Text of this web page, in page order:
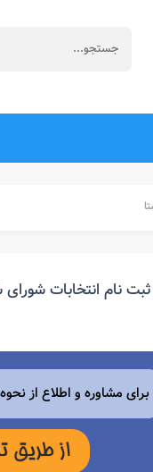
ثبت نام انتخابات
برای مشاوره و اطلاع از